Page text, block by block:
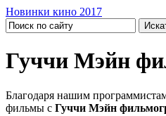
Новинки кино 2017
Гуччи Мэйн
Благодаря нашим
фильмы с Гуччи Мэйн